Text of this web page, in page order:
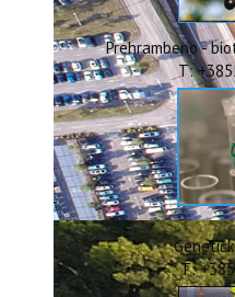
DIGIAGRI
GreenTea
CIRCOLIVE
Prehrambeno -
T:
T: